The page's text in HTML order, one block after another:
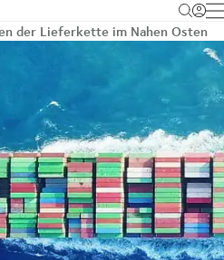
der Lieferkette im Nahen Osten